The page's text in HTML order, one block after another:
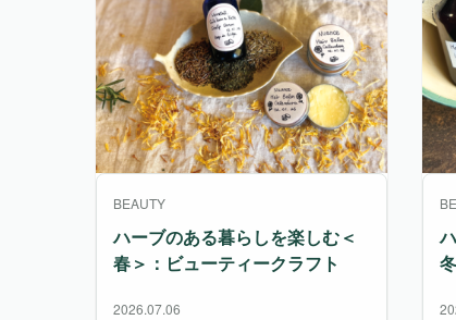
BEAUTY
ハーブのある暮らしを楽しむ＜
春＞：ビューティークラフト
2026.07.06